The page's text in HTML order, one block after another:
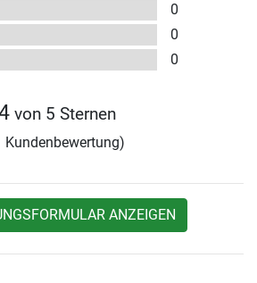
0
0
0
von 5 Sternen
Kundenbewertung)
ANZEIGEN